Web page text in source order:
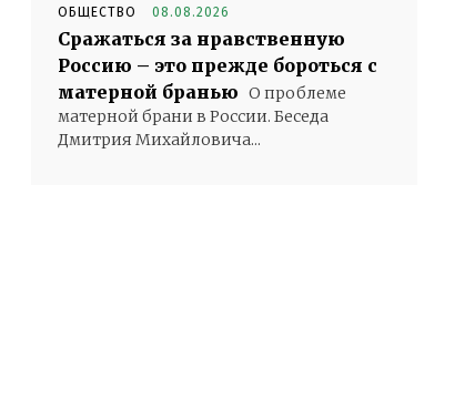
ОБЩЕСТВО 08.08.2026
Сражаться за нравственную
Россию – это прежде бороться с
матерной бранью О проблеме
матерной брани в России. Беседа
Дмитрия Михайловича...